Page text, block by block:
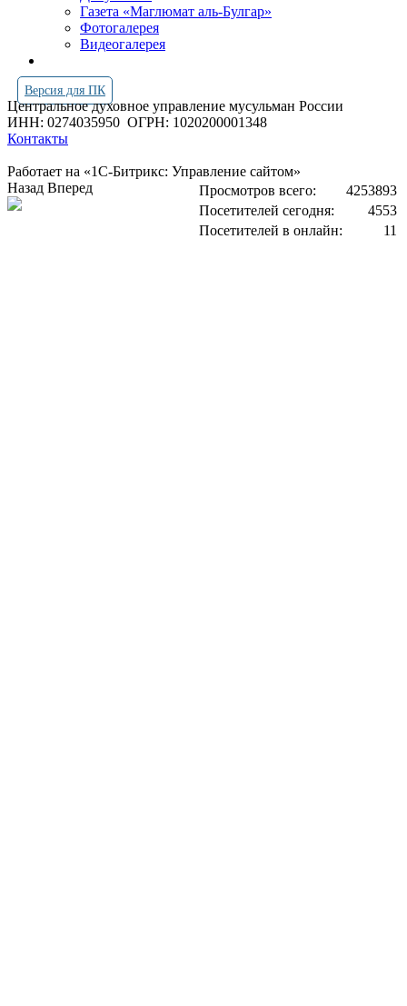
Газета «Маглюмат аль-Булгар»
Фотогалерея
Видеогалерея
Версия для ПК
Центральное духовное управление мусульман России
ИНН: 0274035950 ОГРН: 1020200001348
Контакты
Работает на «1С-Битрикс: Управление сайтом»
Просмотров всего:
4253893
Посетителей сегодня:
4553
Посетителей в онлайн:
11
Назад Вперед